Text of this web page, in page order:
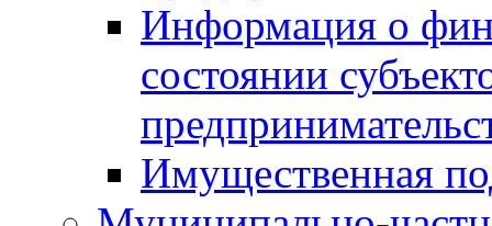
Информация о
состоянии
Имущественная